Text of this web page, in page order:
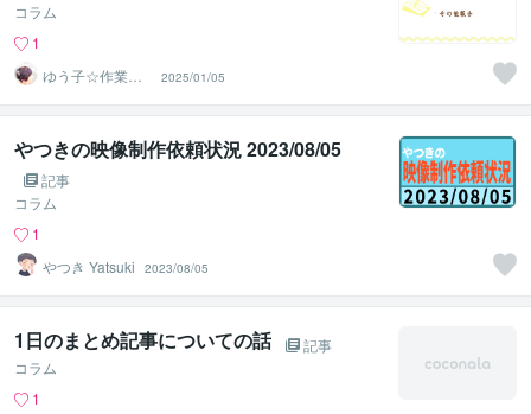
コラム
1
ゆう子☆作業療
法士＆ライフコ
ーチ
2025/01/05
やつきの映像制作依頼状況 2023/08/05
記事
コラム
1
やつき Yatsuki
2023/08/05
1日のまとめ記事についての話
記事
コラム
1